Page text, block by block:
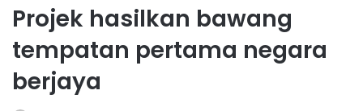
Projek hasilkan bawang
tempatan pertama negara
berjaya